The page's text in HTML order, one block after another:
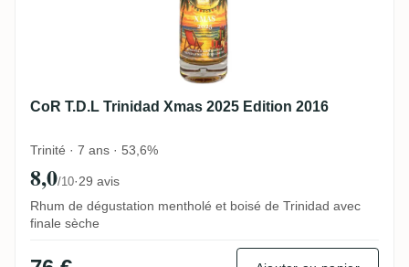
CoR T.D.L Trinidad Xmas 2025 Edition 2016
Trinité · 7 ans · 53,6%
8,0/10·29 avis
Rhum de dégustation mentholé et boisé de Trinidad avec
finale sèche